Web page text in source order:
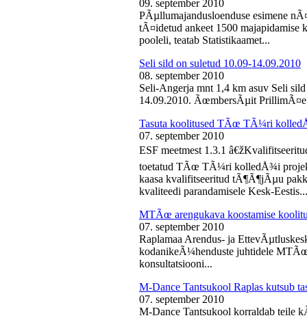
09. september 2010
PÃµllumajandusloenduse esimene
tÃ¤idetud ankeet 1500 majapidamise
pooleli, teatab Statistikaamet...
Seli sild on suletud 10.09-14.09.2010
08. september 2010
Seli-Angerja mnt 1,4 km asuv Seli
14.09.2010. ÃœmbersÃµit
Tasuta koolitused TÃœ TÃ¼ri
07. september 2010
ESF meetmest 1.3.1
toetatud TÃœ TÃ¼ri kolledÅ¾i
kaasa kvalifitseeritud tÃ¶Ã¶jÃµu
kvaliteedi parandamisele Kesk-Eestis...
MTÃœ arengukava koostamise
07. september 2010
Raplamaa Arendus- ja
kodanikeÃ¼henduste juhtidele
konsultatsiooni...
M-Dance Tantsukool Raplas kutsub
07. september 2010
M-Dance Tantsukool korraldab teile